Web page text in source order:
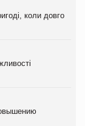
коли довго